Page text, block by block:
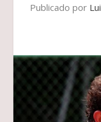
Publicado por